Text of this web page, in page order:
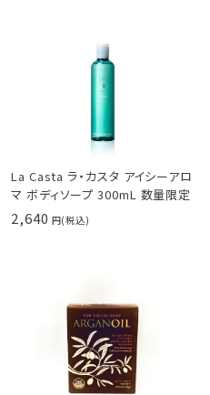
La Casta ラ・カスタ アイシーアロ
マ ボディソープ 300mL 数量限定
2,640